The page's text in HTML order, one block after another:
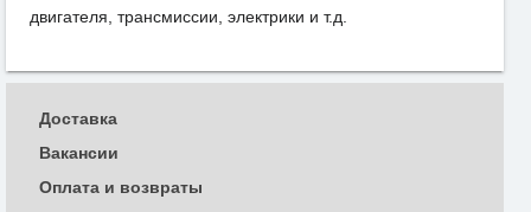
двигателя, трансмиссии, электрики и т.д.
Доставка
Вакансии
Оплата и возвраты